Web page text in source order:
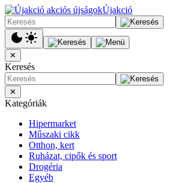
Újakció
✕
Keresés
✕
Kategóriák
Hipermarket
Műszaki cikk
Otthon, kert
Ruházat, cipők és sport
Drogéria
Egyéb